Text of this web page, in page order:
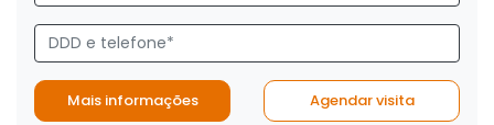
Mais informações Agendar visita